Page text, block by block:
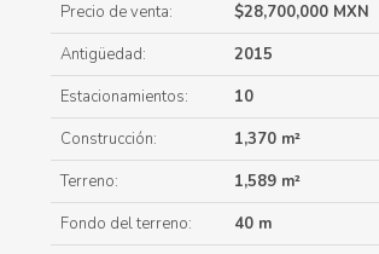
Precio de venta:
$28,700,000 MXN
Antigüedad:
2015
Estacionamientos:
10
Construcción:
1,370 m²
Terreno:
1,589 m²
Fondo del terreno:
40 m